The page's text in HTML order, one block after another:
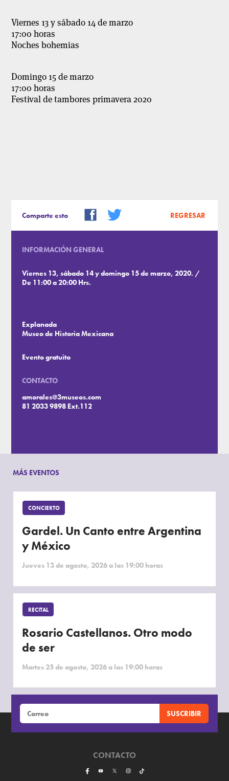
Viernes 13 y sábado 14 de marzo
17:00 horas
Noches bohemias
Domingo 15 de marzo
17:00 horas
Festival de tambores primavera 2020
Comparte esto REGRESAR
INFORMACIÓN GENERAL
Viernes 13, sábado 14 y domingo 15 de marzo, 2020. /
De 11:00 a 20:00 Hrs.
Explanada
Museo de Historia Mexicana
Evento gratuito
CONTACTO
amorales@3museos.com
81 2033 9898 Ext.112
MÁS EVENTOS
CONCIERTO
Gardel. Un Canto entre Argentina
y México
Jueves 13 de agosto, 2026 a las 19:00 horas
RECITAL
Rosario Castellanos. Otro modo
de ser
Martes 25 de agosto, 2026 a las 19:00 horas
CONTACTO